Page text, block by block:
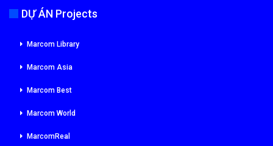
DỰ ÁN Projects
Marcom Library
Marcom Asia
Marcom Best
Marcom World
MarcomReal